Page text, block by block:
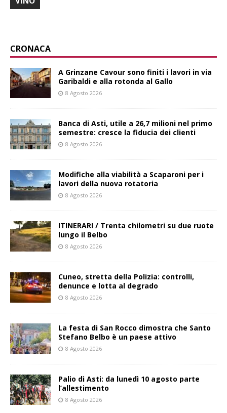
CRONACA
A Grinzane Cavour sono finiti i lavori in via
Garibaldi e alla rotonda al Gallo
8 Agosto 2026
Banca di Asti, utile a 26,7 milioni nel primo
semestre: cresce la fiducia dei clienti
8 Agosto 2026
Modifiche alla viabilità a Scaparoni per i
lavori della nuova rotatoria
8 Agosto 2026
ITINERARI / Trenta chilometri su due ruote
lungo il Belbo
8 Agosto 2026
Cuneo, stretta della Polizia: controlli,
denunce e lotta al degrado
8 Agosto 2026
La festa di San Rocco dimostra che Santo
Stefano Belbo è un paese attivo
8 Agosto 2026
Palio di Asti: da lunedì 10 agosto parte
l’allestimento
8 Agosto 2026